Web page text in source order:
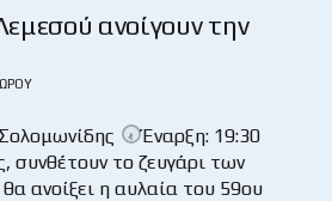
ανοίγουν την
Έναρξη: 19:30
το ζευγάρι των
ανοίξει η αυλαία του 59ου